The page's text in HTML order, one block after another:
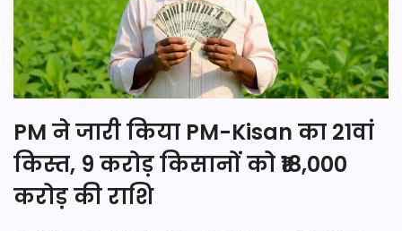
PM ने जारी किया PM-Kisan का 21वां
किस्त, 9 करोड़ किसानों को ₹18,000
करोड़ की राशि